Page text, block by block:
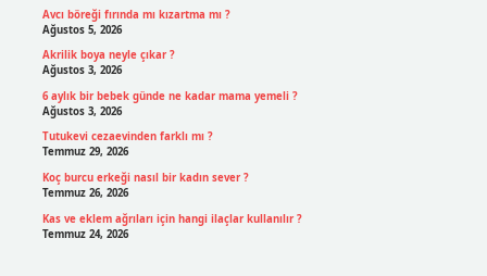
Avcı böreği fırında mı kızartma mı ?
Ağustos 5, 2026
Akrilik boya neyle çıkar ?
Ağustos 3, 2026
6 aylık bir bebek günde ne kadar mama yemeli ?
Ağustos 3, 2026
Tutukevi cezaevinden farklı mı ?
Temmuz 29, 2026
Koç burcu erkeği nasıl bir kadın sever ?
Temmuz 26, 2026
Kas ve eklem ağrıları için hangi ilaçlar kullanılır ?
Temmuz 24, 2026